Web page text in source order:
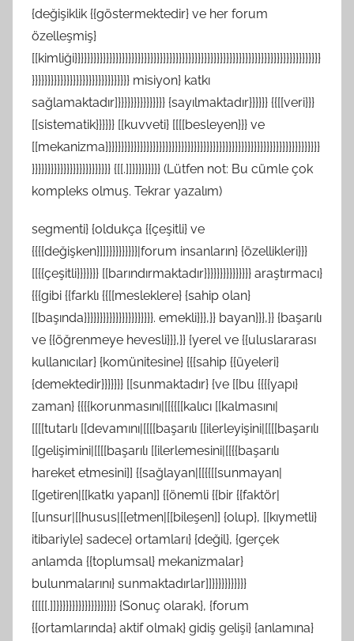
{değişiklik {{göstermektedir} ve her forum
özelleşmiş}
[[kimliği}}}}}}}}}}}}}}}}}}}}}}}}}}}}}}}}}}}}}}}}}}}}}}}}}}}}}}}}}}}}}}}}}}}}}}}}}}}}}}
}}}}}}}}}}}}}}}}}}}}}}}}}}}}}}} misiyon} katkı
sağlamaktadır]}}}}}}}}}}}}}}} {sayılmaktadır}}}}}} {{[[veri}}}
[[sistematik}}}}}} [[kuvveti} [[[[besleyen}}} ve
[[mekanizma}}}}}}}}}}}}}}}}}}}}}}}}}}}}}}}}}}}}}}}}}}}}}}}}}}}}}}}}}}}}}}}}}}}}
}}}}}}}}}}}}}}}}}}}}}}}}} {[[.]]}}}}}}}}} (Lütfen not: Bu cümle çok
kompleks olmuş. Tekrar yazalım)
segmenti} {oldukça {{çeşitli} ve
{{{{değişken}]]}}}}}}}}}}|forum insanların} {özellikleri}}}
[[{{çeşitli}}}}}}} [[barındırmaktadır}}}}}}}}}}}}}}} araştırmacı}
{{{gibi {{farklı {{[[mesleklere} {sahip olan}
[[başında}}}}}}}}}}}}}}}}}}}}}}. emekli}}},}} bayan}}},}} {başarılı
ve {{öğrenmeye hevesli}}},}} {yerel ve {{uluslararası
kullanıcılar} {komünitesine} {{{sahip {{üyeleri}
{demektedir}}}}}}} [[sunmaktadır} {ve [[bu {{{{yapı}
zaman} {{{{korunmasını|[[{{[[kalıcı [[kalmasını|
[[[[tutarlı [[devamını|[[[[başarılı [[ilerleyişini|[[[[başarılı
[[gelişimini|[[[[başarılı [[ilerlemesini|[[{{başarılı
hareket etmesini]] {{sağlayan|[[{{[[sunmayan|
[[getiren|[[katkı yapan]] {{önemli {{bir {{faktör|
[[unsur|[[husus|[[etmen|[[bileşen]] {olup}, [[kıymetli}
itibariyle} sadece} ortamları} {değil}, {gerçek
anlamda {{toplumsal} mekanizmalar}
bulunmalarını} sunmaktadırlar]]}}}}}}}}}}}
{[[[[.]]}}}}}}}}}}}}}}}}}}} {Sonuç olarak}, {forum
{{ortamlarında} aktif olmak} gidiş gelişi} {anlamına}